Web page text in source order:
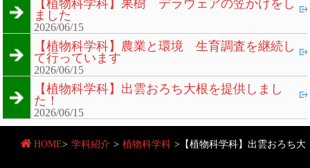
【植物科学科】果樹 デラウェアの笠かけをし
ました
2026/06/15
【植物科学科】農業と環境 生育調査を継続し
て行っています
2026/06/15
【植物科学科】出雲おろち大根を提供しまし
た！
2026/06/15
HOME> 学科紹介 > 植物科学科 > 【植物科学科】出雲おろち大